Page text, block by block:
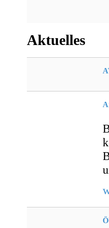
Aktuelles